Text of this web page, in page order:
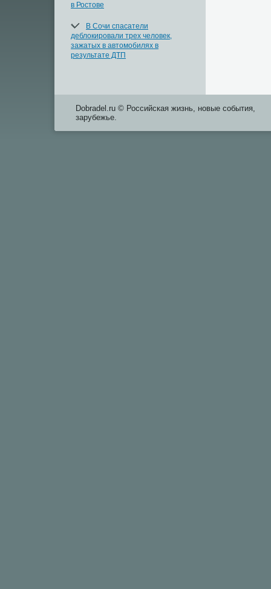
в Ростове
В Сочи спасатели
деблокировали трех человек,
зажатых в автомобилях в
результате ДТП
Dobradel.ru © Российская жизнь, новые события,
зарубежье.